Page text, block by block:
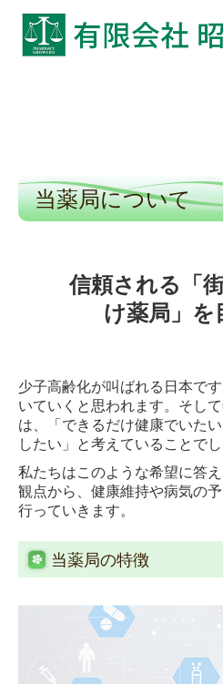
店舗案内
ブログ
当薬局について
信頼される「
け薬局」を
少子高齢化が叫ばれる日本で
いていくと思われます。そし
は、「できるだけ健康でいた
したい」と考えていることでし
私たちはこのような希望に答
観点から、健康維持や病気の
行っていきます。
当薬局の特徴